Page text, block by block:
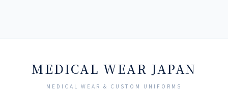
MEDICAL WEAR JAPAN
MEDICAL WEAR & CUSTOM UNIFORMS